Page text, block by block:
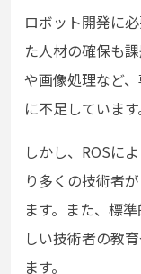
ロボット開発に
た人材の確保も
や画像処理など
に不足しています
しかし、ROSに
り多くの技術者
ます。また、標
しい技術者の教
ます。